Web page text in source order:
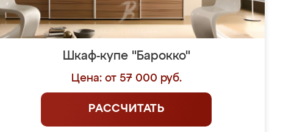
Шкаф-купе "Барокко"
Цена: от 57 000 руб.
РАССЧИТАТЬ